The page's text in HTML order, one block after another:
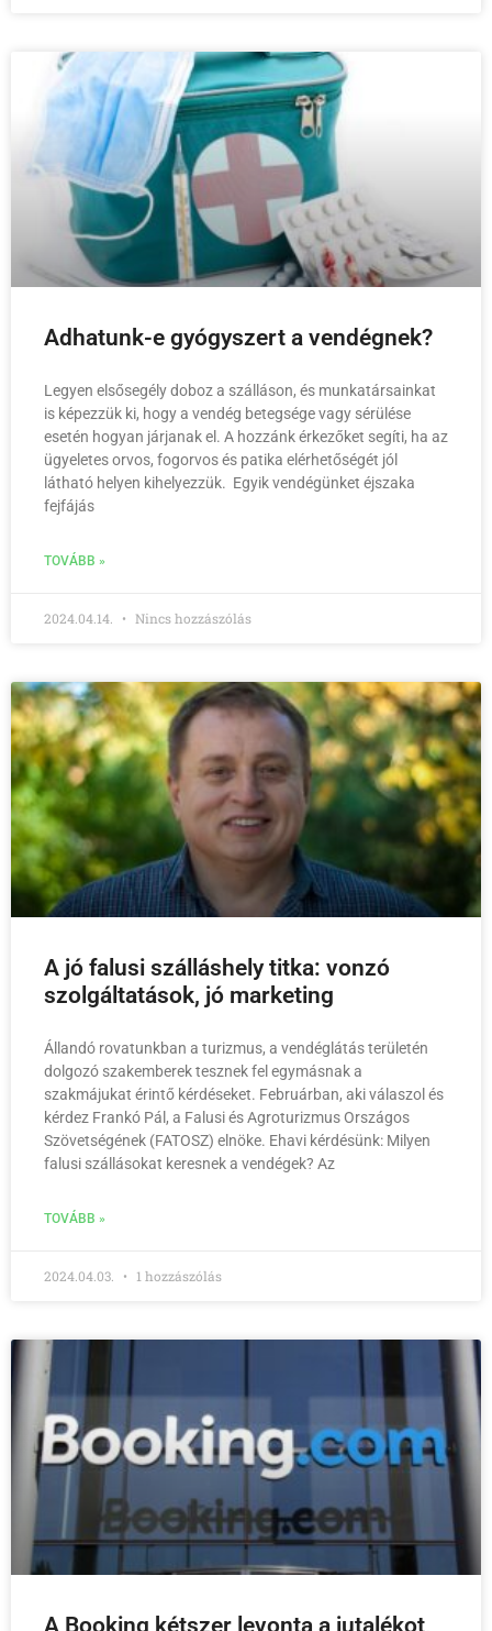
Adhatunk-e gyógyszert a vendégnek?
Legyen elsősegély doboz a szálláson, és munkatársainkat
is képezzük ki, hogy a vendég betegsége vagy sérülése
esetén hogyan járjanak el. A hozzánk érkezőket segíti, ha az
ügyeletes orvos, fogorvos és patika elérhetőségét jól
látható helyen kihelyezzük. Egyik vendégünket éjszaka
fejfájás
TOVÁBB »
2024.04.14. Nincs hozzászólás
A jó falusi szálláshely titka: vonzó
szolgáltatások, jó marketing
Állandó rovatunkban a turizmus, a vendéglátás területén
dolgozó szakemberek tesznek fel egymásnak a
szakmájukat érintő kérdéseket. Februárban, aki válaszol és
kérdez Frankó Pál, a Falusi és Agroturizmus Országos
Szövetségének (FATOSZ) elnöke. Ehavi kérdésünk: Milyen
falusi szállásokat keresnek a vendégek? Az
TOVÁBB »
2024.04.03. 1 hozzászólás